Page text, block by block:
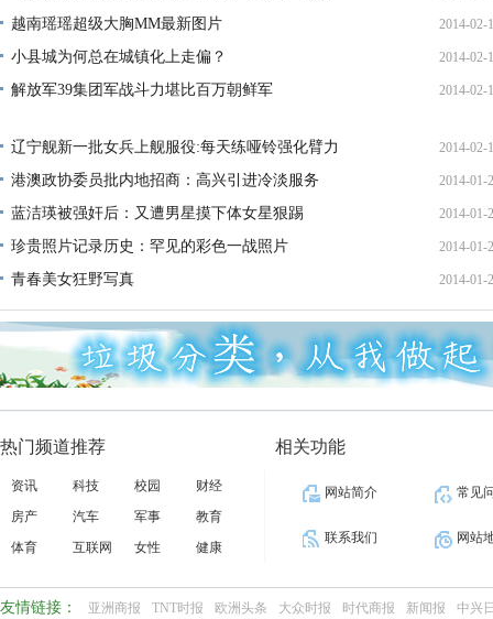
越南瑶瑶超级大胸MM最新图片 2014-02-
小县城为何总在城镇化上走偏？ 2014-02-
解放军39集团军战斗力堪比百万朝鲜军 2014-02-
辽宁舰新一批女兵上舰服役:每天练哑铃强化臂力 2014-02-
港澳政协委员批内地招商：高兴引进冷淡服务 2014-01-
蓝洁瑛被强奸后：又遭男星摸下体女星狠踢 2014-01-
珍贵照片记录历史：罕见的彩色一战照片 2014-01-
青春美女狂野写真 2014-01-
热门频道推荐
资讯 科技 校园
财经
房产
汽车 军事
教育
体育
互联网 女性 健康
相关功能
网站简介 常见
联系我们 网站
友情链接： 亚洲商报 TNT时报 欧洲头条 大众时报 时代商报 新闻报 中兴